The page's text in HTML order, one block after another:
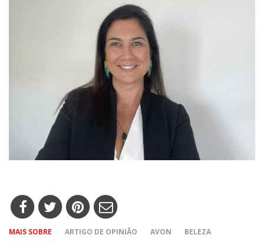
MAIS SOBRE ARTIGO DE OPINIÃO AVON
BELEZA